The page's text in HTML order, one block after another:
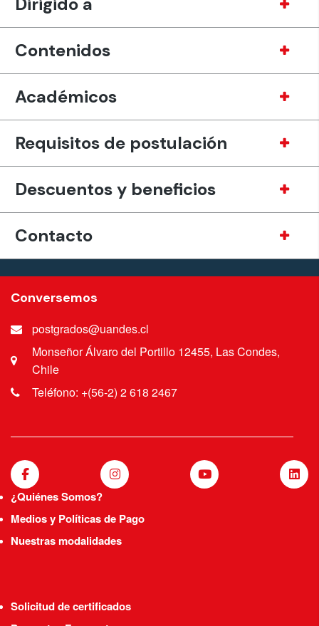
Contenidos
Académicos
Requisitos de postulación
Descuentos y beneficios
Contacto
Conversemos
postgrados@uandes.cl
Monseñor Álvaro del Portillo 12455, Las Condes,
Chile
Teléfono: +(56-2) 2 618 2467
¿Quiénes Somos?
Medios y Políticas de Pago
Nuestras modalidades
Solicitud de certificados